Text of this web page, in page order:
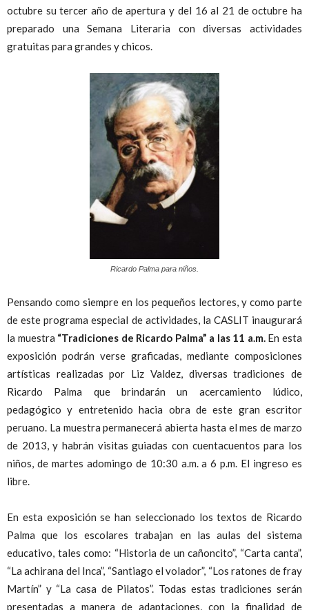
octubre su tercer año de apertura y del 16 al 21 de octubre ha
preparado una Semana Literaria con diversas actividades
gratuitas para grandes y chicos.
Ricardo Palma para niños.
Pensando como siempre en los pequeños lectores, y como parte
de este programa especial de actividades, la CASLIT inaugurará
la muestra “Tradiciones de Ricardo Palma” a las 11 a.m.En esta
exposición podrán verse graficadas, mediante composiciones
artísticas realizadas por Liz Valdez, diversas tradiciones de
Ricardo Palma que brindarán un acercamiento lúdico,
pedagógico y entretenido hacia obra de este gran escritor
peruano. La muestra permanecerá abierta hasta el mes de marzo
de 2013, y habrán visitas guiadas con cuentacuentos para los
niños, de martes adomingo de 10:30 a.m. a 6 p.m. El ingreso es
libre.
En esta exposición se han seleccionado los textos de Ricardo
Palma que los escolares trabajan en las aulas del sistema
educativo, tales como: “Historia de un cañoncito”, “Carta canta”,
“La achirana del Inca”, “Santiago el volador”, “Los ratones de fray
Martín” y “La casa de Pilatos”. Todas estas tradiciones serán
presentadas a manera de adaptaciones, con la finalidad de